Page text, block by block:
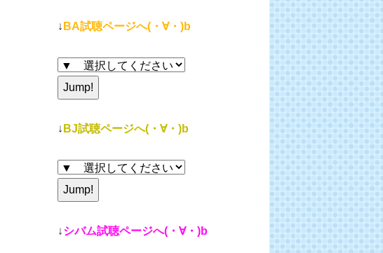
↓ BA試聴ページへ(・∀・)b
↓ BJ試聴ページへ(・∀・)b
↓シバム試聴ページへ(・∀・)b